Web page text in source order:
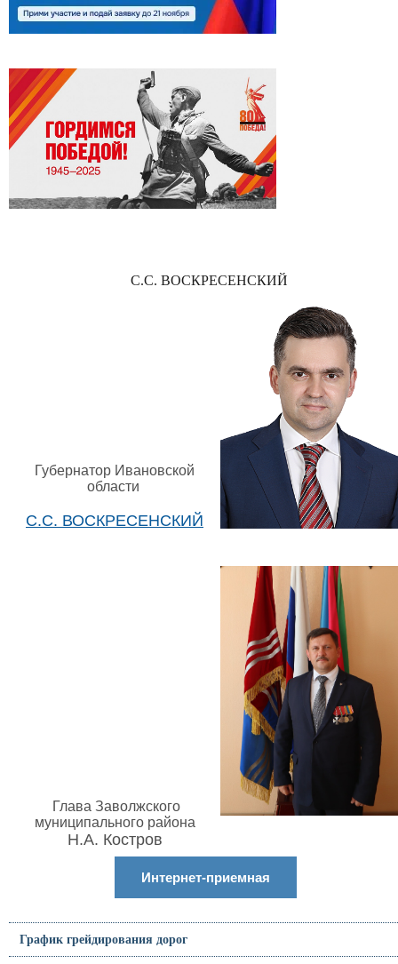
С.С. ВОСКРЕСЕНСКИЙ
Губернатор Ивановской
области
С.С. ВОСКРЕСЕНСКИЙ
Глава Заволжского
муниципального района
Н.А. Костров
Интернет-приемная
График грейдирования дорог